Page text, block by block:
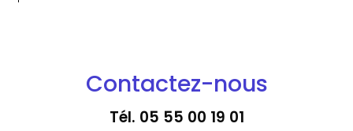
Contactez-nous
Tél. 05 55 00 19 01